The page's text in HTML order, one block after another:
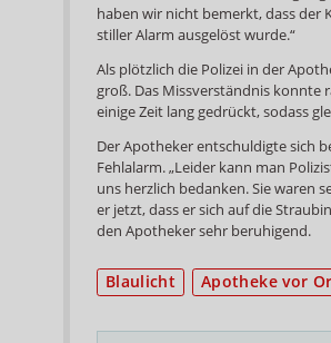
haben wir nicht bemerkt, dass der
stiller Alarm ausgelöst wurde.“
Als plötzlich die Polizei in der
groß. Das Missverständnis konnte
einige Zeit lang gedrückt, sodass
Der Apotheker entschuldigte sich
Fehlalarm. „Leider kann man
uns herzlich bedanken. Sie waren
er jetzt, dass er sich auf die
den Apotheker sehr beruhigend.
Blaulicht Apotheke vor